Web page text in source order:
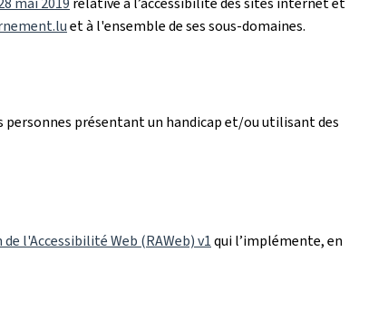
et à l'ensemble de ses sous-domaines.
présentant un handicap et/ou utilisant des
l'Accessibilité Web (RAWeb) v1qui l’implémente, en